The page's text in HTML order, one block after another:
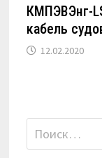
КМПЭВЭнг-
кабель
12.02.2020
Найти: